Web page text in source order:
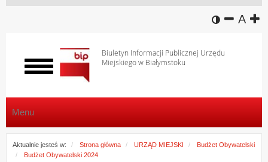
wersja
A
Biuletyn Informacji Publicznej Urzędu
Miejskiego w Białymstoku
Włącz
menu
Menu
Aktualnie jesteś w: Strona główna URZĄD MIEJSKI
Budżet Obywatelski
Budżet Obywatelski 2024